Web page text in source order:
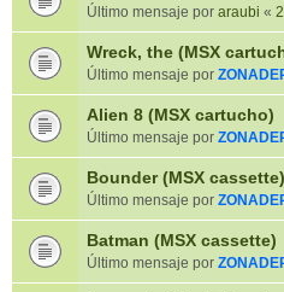
Último mensaje por araubi «
Wreck, the (MSX
Último mensaje por
Alien 8 (MSX cartucho)
Último mensaje por
Bounder (MSX cassette)
Último mensaje por
Batman (MSX cassette)
Último mensaje por